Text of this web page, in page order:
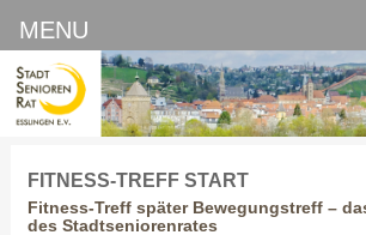
FITNESS-TREFF START
Fitness-Treff später Bewegungstreff –
des Stadtseniorenrates
MENU